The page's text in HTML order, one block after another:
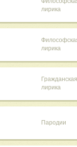
лирика
лирика
Гражданская
лирика
Пародии